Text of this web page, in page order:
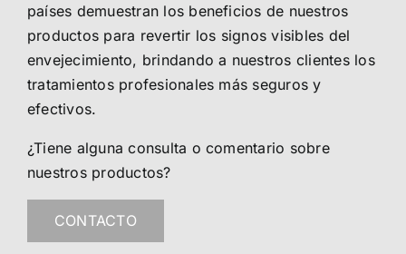
países demuestran los beneficios de nuestros
productos para revertir los signos visibles del
envejecimiento, brindando a nuestros clientes los
tratamientos profesionales más seguros y
efectivos.
¿Tiene alguna consulta o comentario sobre
nuestros productos?
CONTACTO